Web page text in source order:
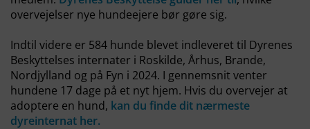
overvejelser nye hundeejere bør gøre sig.
Indtil videre er 584 hunde blevet indleveret til Dyrenes
Beskyttelses internater i Roskilde, Århus, Brande,
Nordjylland og på Fyn i 2024. I gennemsnit venter
hundene 17 dage på et nyt hjem. Hvis du overvejer at
adoptere en hund, kan du finde dit nærmeste
dyreinternat her.